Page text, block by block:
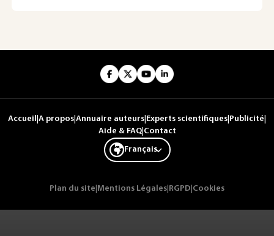
Accueil A propos Annuaire auteurs Experts scientifiques Publicité
Aide & FAQ| Contact
Français
Plan du site Mentions Légales RGPD Cookies